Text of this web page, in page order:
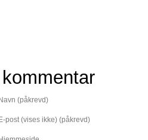
Navn (påkrevd)
E-post (vises ikke) (påkrevd)